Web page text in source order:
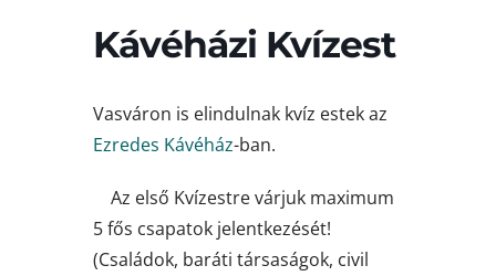
Kávéházi Kvízest
Vasváron is elindulnak kvíz estek az
Ezredes Kávéház-ban.
Az első Kvízestre várjuk maximum
5 fős csapatok jelentkezését!
(Családok, baráti társaságok, civil